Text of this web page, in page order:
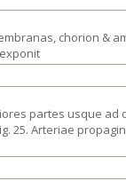
chorion &
partes usque ad
25. Arteriae